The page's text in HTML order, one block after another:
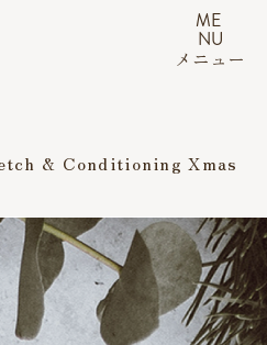
ME
NU
メニュー
& Conditioning Xmas